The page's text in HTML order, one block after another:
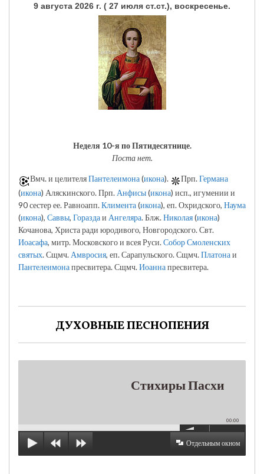
9 августа 2026 г. ( 27 июля ст.ст.), воскресенье.
Неделя 10-я по Пятидесятнице.
Поста нет.
Вмч. и целителяПантелеимона(икона). Прп.Германа
(икона) Аляскинского. Прп. Анфисы(икона) исп., игумении и
90 сестер ее. Равноапп.Климента(икона), еп. Охридского, Наума
(икона), Саввы, Гораздаи Ангеляра. Блж.Николая(икона)
Кочанова, Христа ради юродивого, Новгородского. Свт.
Иоасафа, митр. Московского и всея Руси.Собор Смоленских
святых. Сщмч. Амвросия, еп. Сарапульского. Сщмч.Платонаи
Пантелеимонапресвитера. Сщмч.Иоаннапресвитера.
ДУХОВНЫЕ ПЕСНОПЕНИЯ
Стихиры Пасхи
00:00
Отдельным окном